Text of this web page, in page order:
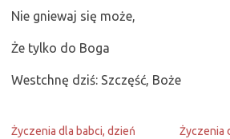
Nie gniewaj się może,
Że tylko do Boga
Westchnę dziś: Szczęść, Boże
Życzenia dla babci, dzień
Życzenia